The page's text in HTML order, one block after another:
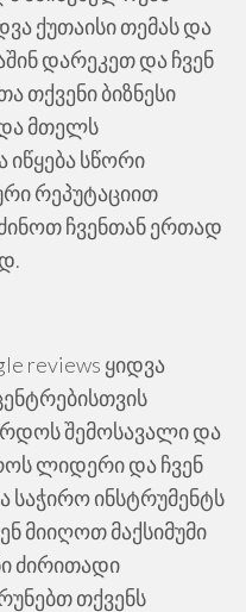
ქუთაისი თემას და
დარეკეთ და ჩვენ
თქვენი ბიზნესი
მთელს
სწორი
რეპუტაციით
ჩვენთან ერთად
reviews ყიდვა
შემოსავალი და
ლიდერი და ჩვენ
საჭირო ინსტრუმენტს
მიიღოთ მაქსიმუმი
ძირითადი
თქვენს